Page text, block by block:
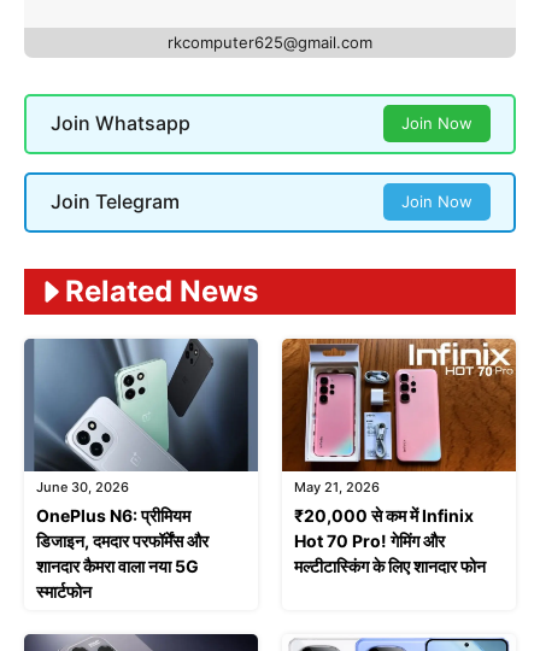
rkcomputer625@gmail.com
Join Whatsapp Join Now
Join Telegram Join Now
Related News
June 30, 2026
OnePlus N6: प्रीमियम
डिजाइन, दमदार परफॉर्मेंस और
शानदार कैमरा वाला नया 5G
स्मार्टफोन
May 21, 2026
₹20,000 से कम में Infinix
Hot 70 Pro! गेमिंग और
मल्टीटास्किंग के लिए शानदार फोन